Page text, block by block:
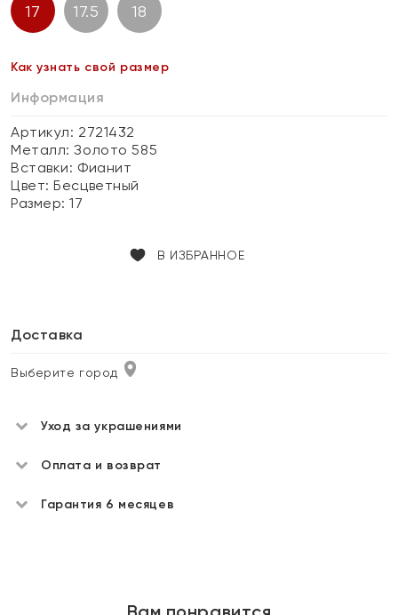
17 17.5 18
Как узнать свой размер
Информация
Артикул: 2721432
Металл:Золото 585
Вставки: Фианит
Цвет:Бесцветный
Размер:17
В ИЗБРАННОЕ
Доставка
Выберите город
Уход за украшениями
Оплата и возврат
Гарантия 6 месяцев